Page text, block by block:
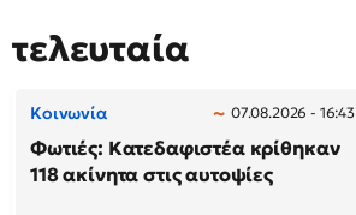
τελευταία
Κοινωνία 07.08.2026 - 16:43
Φωτιές: Κατεδαφιστέα κρίθηκαν
118 ακίνητα στις αυτοψίες